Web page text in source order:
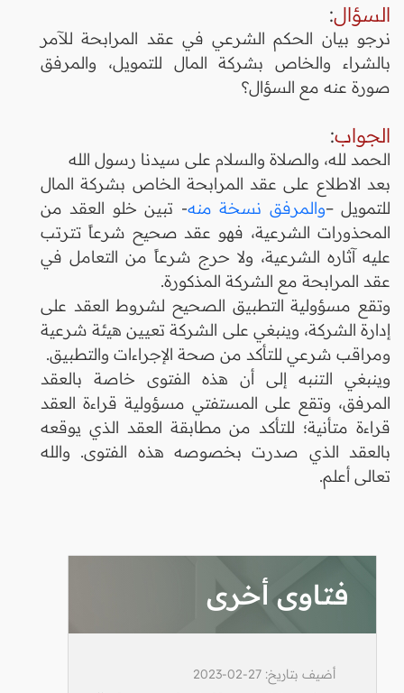
السؤال:
نرجو بيان الحكم الشرعي في عقد المرابحة للآمر
بالشراء والخاص بشركة المال للتمويل، والمرفق
صورة عنه مع السؤال؟
الجواب:
الحمد لله، والصلاة والسلام على سيدنا رسول الله
بعد الاطلاع على عقد المرابحة الخاص بشركة المال
للتمويل –والمرفق نسخة منه- تبين خلو العقد من
المحذورات الشرعية، فهو عقد صحيح شرعاً تترتب
عليه آثاره الشرعية، ولا حرج شرعاً من التعامل في
عقد المرابحة مع الشركة المذكورة.
وتقع مسؤولية التطبيق الصحيح لشروط العقد على
إدارة الشركة، وينبغي على الشركة تعيين هيئة شرعية
ومراقب شرعي للتأكد من صحة الإجراءات والتطبيق.
وينبغي التنبه إلى أن هذه الفتوى خاصة بالعقد
المرفق، وتقع على المستفتي مسؤولية قراءة العقد
قراءة متأنية؛ للتأكد من مطابقة العقد الذي يوقعه
بالعقد الذي صدرت بخصوصه هذه الفتوى. والله
تعالى أعلم.
فتاوى أخرى
أضيف بتاريخ: 27-02-2023